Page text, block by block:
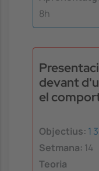
8h
devant
el
Objectius: 1 3
Setmana: 14
Teoria